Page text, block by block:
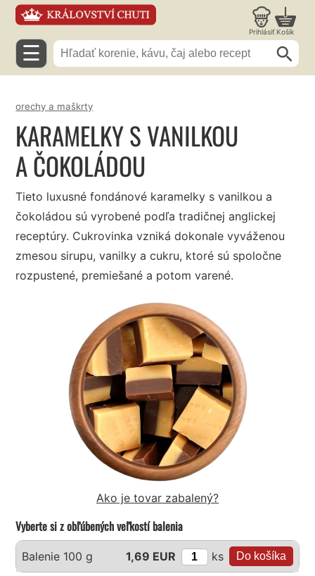
Prihlásiť Košík
☰
orechy a maškrty
KARAMELKY S VANILKOU
A ČOKOLÁDOU
Tieto luxusné fondánové karamelky s vanilkou a
čokoládou sú vyrobené podľa tradičnej anglickej
receptúry. Cukrovinka vzniká dokonale vyváženou
zmesou sirupu, vanilky a cukru, ktoré sú spoločne
rozpustené, premiešané a potom varené.
Ako je tovar zabalený?
Vyberte si z obľúbených veľkostí balenia
Balenie 100 g 1,69 EUR ks